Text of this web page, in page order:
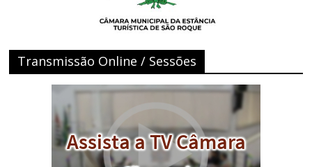
Transmissão Online / Sessões